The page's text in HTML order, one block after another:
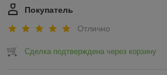
Покупатель
Отлично
Сделка подтверждена через корзину